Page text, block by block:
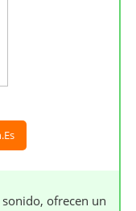
ofrecen un